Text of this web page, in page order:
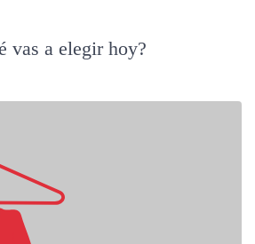
vas a elegir hoy?